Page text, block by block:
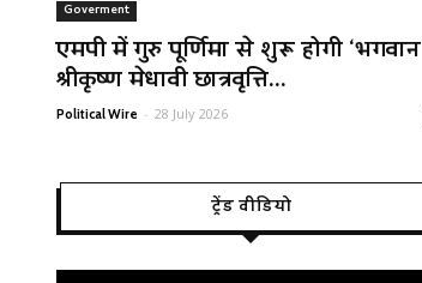
Goverment
एमपी में गुरु पूर्णिमा से शुरू होगी ‘भगवान
श्रीकृष्ण मेधावी छात्रवृत्ति...
Political Wire - 28 July 2026
ट्रेंड वीडियो